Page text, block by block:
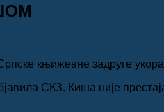
књижевне задруге
СКЗ. Киша није